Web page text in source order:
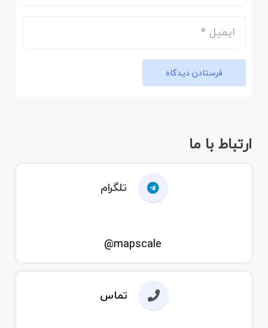
فرستادن دیدگاه
ارتباط با ما
تلگرام
mapscale@
تماس